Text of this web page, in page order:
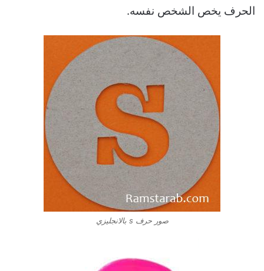
الحرف يخص الشخص نفسه.
صور حرف s بالانجليزي